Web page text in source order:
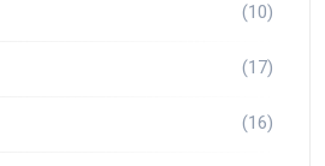
(10)
(17)
(16)